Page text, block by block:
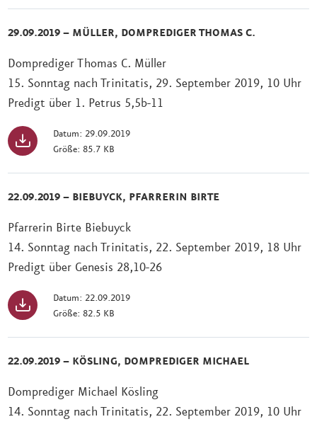
29.09.2019 – MÜLLER, DOMPREDIGER THOMAS C.
Domprediger Thomas C. Müller
15. Sonntag nach Trinitatis, 29. September 2019, 10 Uhr
Predigt über 1. Petrus 5,5b-11
Datum: 29.09.2019
Größe: 85.7 KB
22.09.2019 – BIEBUYCK, PFARRERIN BIRTE
Pfarrerin Birte Biebuyck
14. Sonntag nach Trinitatis, 22. September 2019, 18 Uhr
Predigt über Genesis 28,10-26
Datum: 22.09.2019
Größe: 82.5 KB
22.09.2019 – KÖSLING, DOMPREDIGER MICHAEL
Domprediger Michael Kösling
14. Sonntag nach Trinitatis, 22. September 2019, 10 Uhr